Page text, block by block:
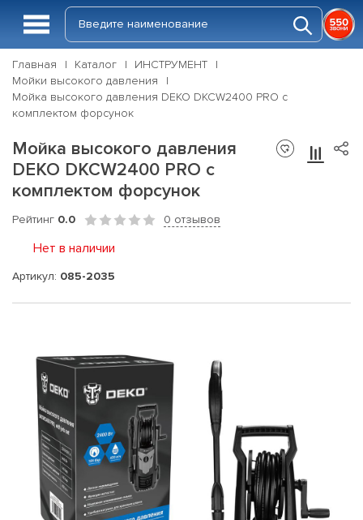
Главная Каталог
ИНСТРУМЕНТ
Мойки высокого давления
Мойка высокого давления DEKO DKCW2400 PRO с
комплектом форсунок
Мойка высокого давления
DEKO DKCW2400 PRO с
комплектом форсунок
Рейтинг 0.0 0 отзывов
Нет в наличии
Артикул: 085-2035